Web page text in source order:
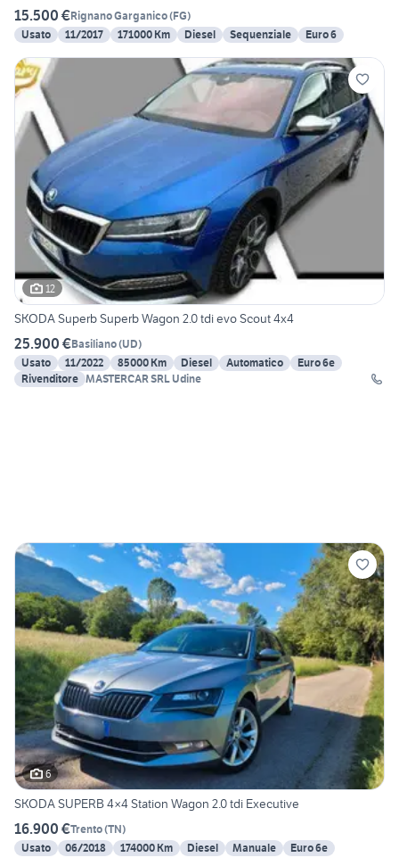
15.500 €Rignano Garganico(FG)
Usato
11/2017 171000 Km Diesel Sequenziale Euro 6
12
SKODA Superb Superb Wagon 2.0 tdi evo Scout 4x4
25.900 €Basiliano(UD)
Usato
11/2022 85000 Km Diesel Automatico
Euro 6e
Rivenditore MASTERCAR SRL Udine
6
SKODA SUPERB 4×4 Station Wagon 2.0 tdi Executive
16.900 €Trento(TN)
Usato
06/2018 174000 Km Diesel Manuale Euro 6e